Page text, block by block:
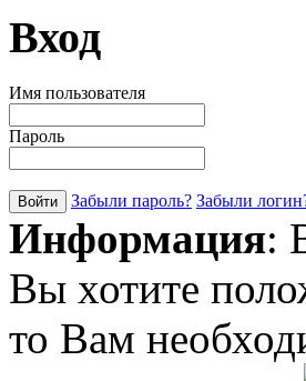
Вход
Имя пользователя
Пароль
Забыли пароль? Забыли
Информация:
Вы хотите
то Вам